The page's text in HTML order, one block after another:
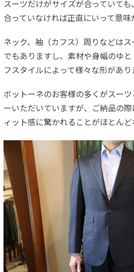
スーツだけがサイズが合っていて
合っていなければ正直にいって意味
ネック、袖（カフス）周りなどは
でもありますし、素材や身幅のゆ
フスタイルによって様々な形があり
ボットーネのお客様の多くがスー
ーいただいていますが、ご納品の
ィット感に驚かれることがほとんど